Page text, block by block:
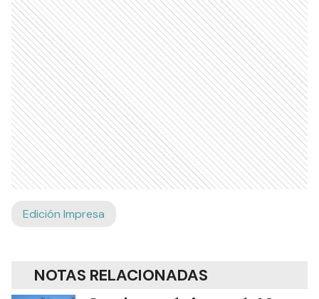
Edición Impresa
NOTAS RELACIONADAS